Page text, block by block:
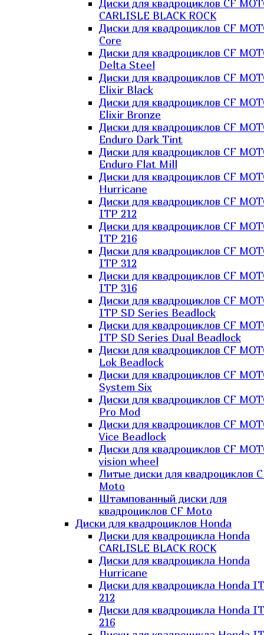
Диски для квадроциклов CF
CARLISLE BLACK ROCK
Диски для квадроциклов CF
Core
Диски для квадроциклов CF
Delta Steel
Диски для квадроциклов CF
Elixir Black
Диски для квадроциклов CF
Elixir Bronze
Диски для квадроциклов CF
Enduro Dark Tint
Диски для квадроциклов CF
Enduro Flat Mill
Диски для квадроциклов CF
Hurricane
Диски для квадроциклов CF
ITP 212
Диски для квадроциклов CF
ITP 216
Диски для квадроциклов CF
ITP 312
Диски для квадроциклов CF
ITP 316
Диски для квадроциклов CF
ITP SD Series Beadlock
Диски для квадроциклов CF
ITP SD Series Dual Beadlock
Диски для квадроциклов CF
Lok Beadlock
Диски для квадроциклов CF
System Six
Диски для квадроциклов CF
Pro Mod
Диски для квадроциклов CF
Vice Beadlock
Диски для квадроциклов CF
vision wheel
Литые диски для квадроциклов
Moto
Штампованный диски для
квадроциклов CF Moto
Диски для квадроциклов Honda
Диски для квадроцикла Honda
CARLISLE BLACK ROCK
Диски для квадроцикла Honda
Hurricane
Диски для квадроцикла Honda
212
Диски для квадроцикла Honda
216